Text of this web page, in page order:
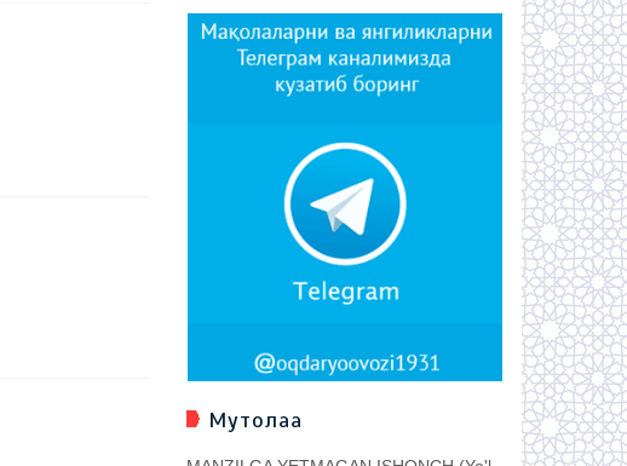
Мутолаа